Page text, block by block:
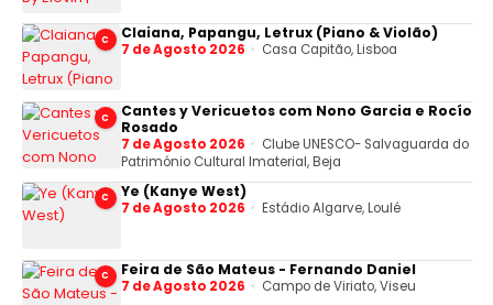
C Claiana, Papangu, Letrux (Piano & Violão)
7 de Agosto 2026 Casa Capitão, Lisboa
C
Cantes y Vericuetos com Nono Garcia e Rocío
Rosado
7 de Agosto 2026
Clube UNESCO- Salvaguarda do
Património Cultural Imaterial, Beja
C Ye (Kanye West)
7 de Agosto 2026 Estádio Algarve, Loulé
C Feira de São Mateus - Fernando Daniel
7 de Agosto 2026 Campo de Viriato, Viseu